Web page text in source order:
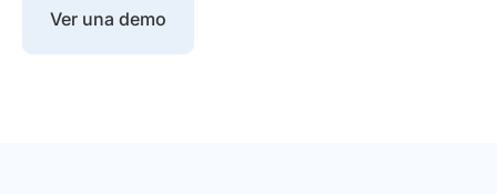
Ver una demo